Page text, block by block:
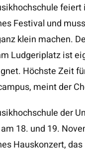
feiert
Festival und
klein machen.
Ludgeriplatz ist
Höchste Zeit
meint der
der
18. und 19.
Hauskonzert, das